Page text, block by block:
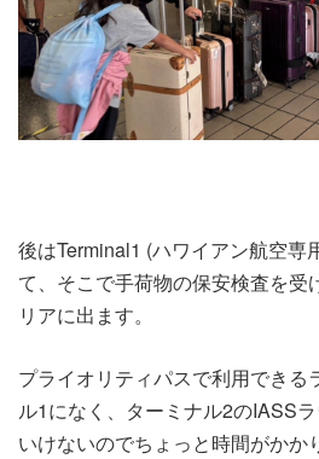
後はTerminal1 (ハワイアン航空専
て、そこで手荷物の保安検査を受
リアに出ます。
プライオリティパスで利用できる
ル1になく、ターミナル2のIASS
いけないのでちょっと時間がかか